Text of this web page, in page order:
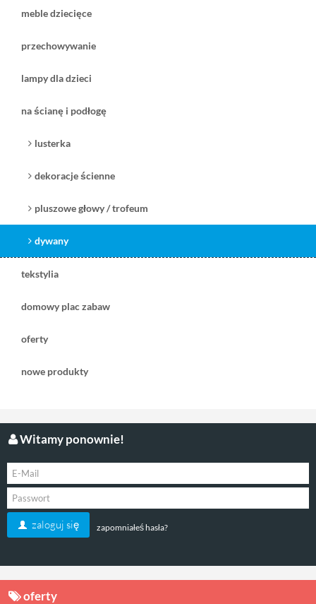
promocja100,00 zł
zobacz
meble dziecięce
przechowywanie
lampy dla dzieci
na ścianę i podłogę
lusterka
dekoracje ścienne
pluszowe głowy / trofeum
dywany
tekstylia
domowy plac zabaw
oferty
nowe produkty
Witamy ponownie!
zaloguj się zapomniałeś hasła?
oferty